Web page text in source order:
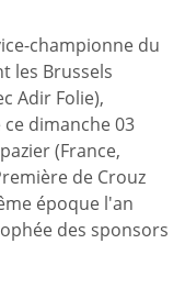
championne du
les Brussels
Adir Folie),
dimanche 03
(France,
de Crouz
époque l'an
des sponsors